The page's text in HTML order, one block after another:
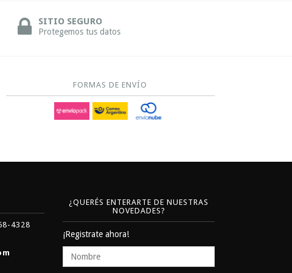
SITIO SEGURO
Protegemos tus datos
FORMAS DE ENVÍO
4328
¿QUERÉS ENTERARTE DE NUESTRAS
NOVEDADES?
¡Registrate ahora!